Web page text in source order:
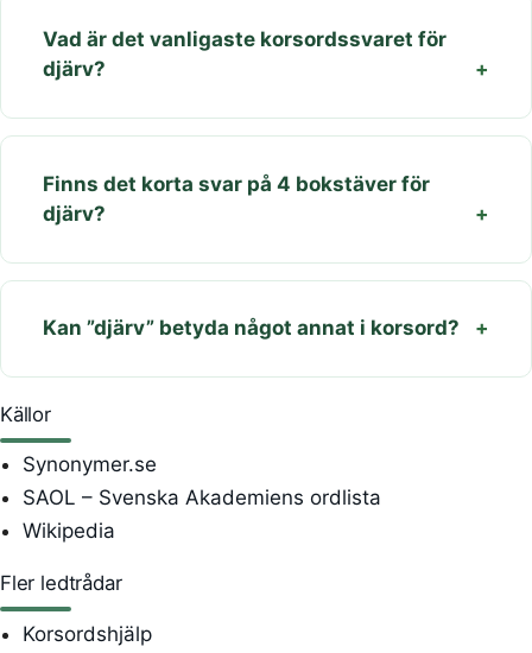
Vad är det vanligaste korsordssvaret för
djärv?
Finns det korta svar på 4 bokstäver för
djärv?
Kan ”djärv” betyda något annat i korsord?
Källor
Synonymer.se
SAOL – Svenska Akademiens ordlista
Wikipedia
Fler ledtrådar
Korsordshjälp